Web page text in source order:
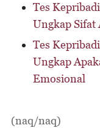
Tes
Ungkap Sifat
Tes
Ungkap
Emosional
(naq/naq)